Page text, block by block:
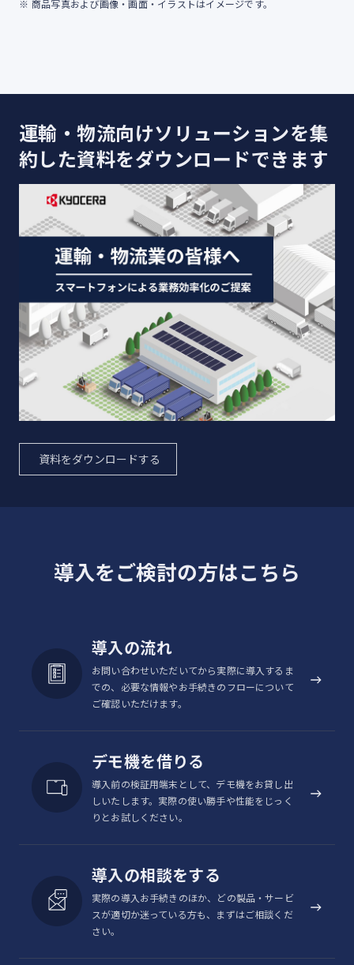
商品写真および画像・画面・イラストはイメージです。
運輸・物流向けソリューションを集
約した資料をダウンロードできます
資料をダウンロードする
導入をご検討の方はこちら
導入の流れ
お問い合わせいただいてから実際に導入するま
での、必要な情報やお手続きのフローについて
ご確認いただけます。
デモ機を借りる
導入前の検証用端末として、デモ機をお貸し出
しいたします。実際の使い勝手や性能をじっく
りとお試しください。
導入の相談をする
実際の導入お手続きのほか、どの製品・サービ
スが適切か迷っている方も、まずはご相談くだ
さい。